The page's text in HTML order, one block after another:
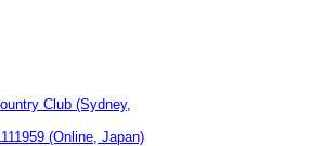
Club (Sydney,
(Online, Japan)